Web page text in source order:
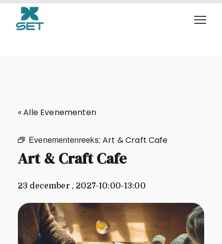
Art & Craft Cafe
« Alle Evenementen
Evenementenreeks:Art & Craft Cafe
Art & Craft Cafe
23 december , 2027-10:00-13:00